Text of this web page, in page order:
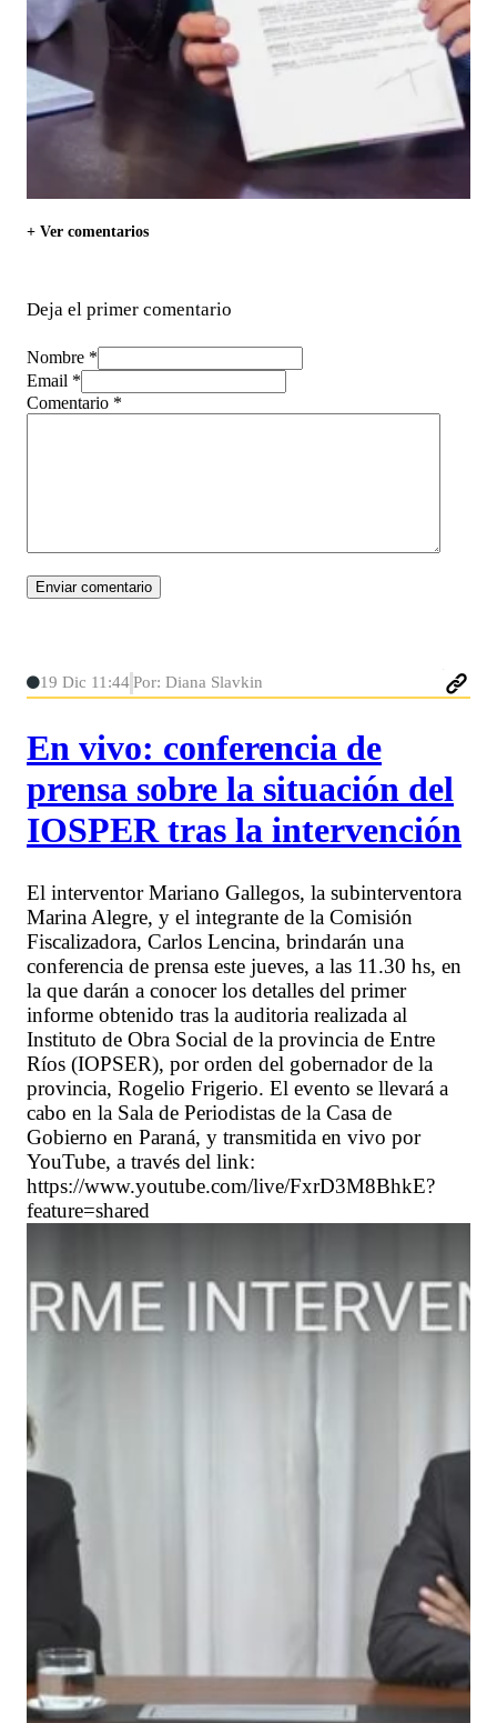
+ Ver comentarios
Deja el primer comentario
Nombre *
Email *
Comentario *
19 Dic 11:44Por: Diana Slavkin
En vivo: conferencia de
prensa sobre la situación del
IOSPER tras la intervención
El interventor Mariano Gallegos, la subinterventora
Marina Alegre, y el integrante de la Comisión
Fiscalizadora, Carlos Lencina, brindarán una
conferencia de prensa este jueves, a las 11.30 hs, en
la que darán a conocer los detalles del primer
informe obtenido tras la auditoria realizada al
Instituto de Obra Social de la provincia de Entre
Ríos (IOPSER), por orden del gobernador de la
provincia, Rogelio Frigerio. El evento se llevará a
cabo en la Sala de Periodistas de la Casa de
Gobierno en Paraná, y transmitida en vivo por
YouTube, a través del link:
https://www.youtube.com/live/FxrD3M8BhkE?
feature=shared